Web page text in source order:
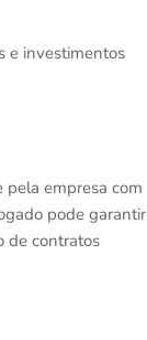
e investimentos
pela empresa com
pode garantir
de contratos